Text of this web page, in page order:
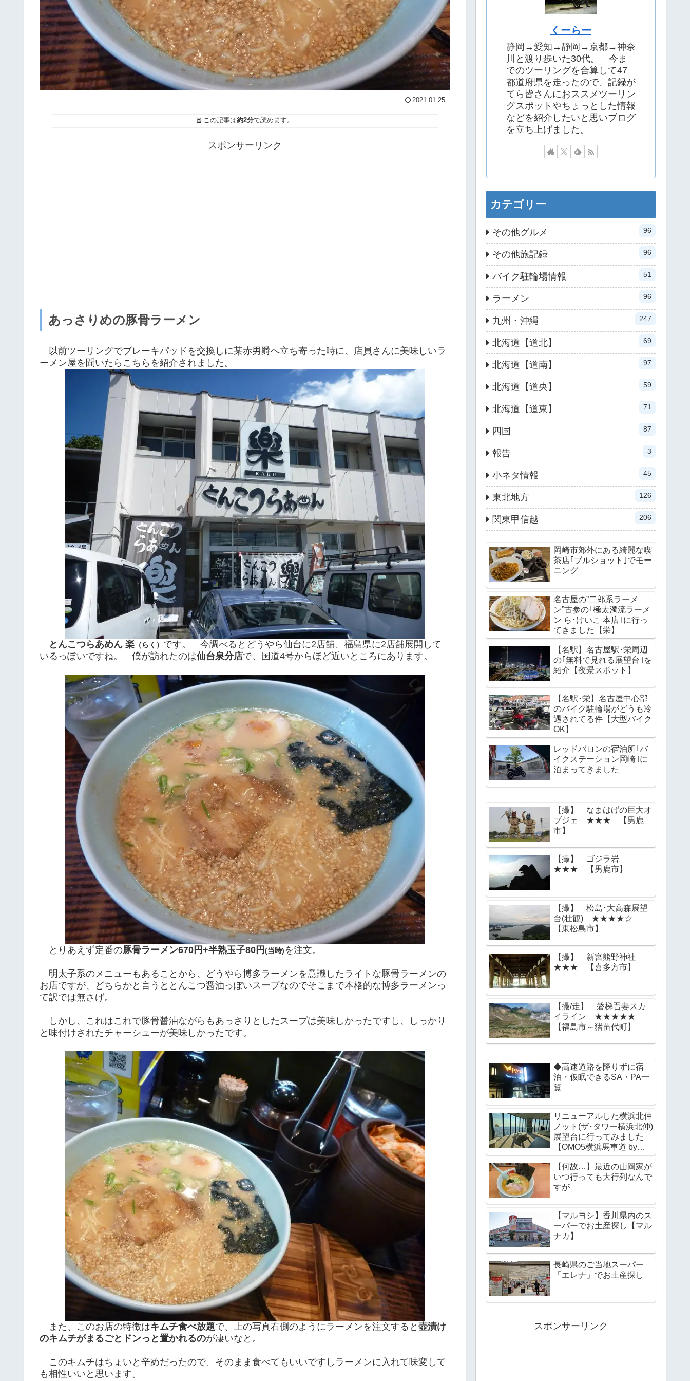
2021.01.25
この記事は約2分で読めます。
スポンサーリンク
あっさりめの豚骨ラーメン
以前ツーリングでブレーキパッドを交換しに某赤男爵へ立ち寄った時に、店員さんに美味しいラ
ーメン屋を聞いたらこちらを紹介されました。
とんこつらあめん 楽 （らく） です。 今調べるとどうやら仙台に2店舖、福島県に2店舗展開して
いるっぽいですね。 僕が訪れたのは仙台泉分店で、国道4号からほど近いところにあります。
とりあえず定番の豚骨ラーメン670円+半熟玉子80円(当時)を注文。
明太子系のメニューもあることから、どうやら博多ラーメンを意識したライトな豚骨ラーメンの
お店ですが、どちらかと言うととんこつ醤油っぽいスープなのでそこまで本格的な博多ラーメンっ
て訳では無さげ。
しかし、これはこれで豚骨醤油ながらもあっさりとしたスープは美味しかったですし、しっかり
と味付けされたチャーシューが美味しかったです。
また、このお店の特徴はキムチ食べ放題で、上の写真右側のようにラーメンを注文すると 壺漬け
のキムチがまるごとドンっと置かれるのが凄いなと。
このキムチはちょいと辛めだったので、そのまま食べてもいいですしラーメンに入れて味変して
も相性いいと思います。
くーらー
静岡→愛知→静岡→京都→神奈
川と渡り歩いた30代。 今ま
でのツーリングを合算して47
都道府県を走ったので、記録が
てら皆さんにおススメツーリン
グスポットやちょっとした情報
などを紹介したいと思いブログ
を立ち上げました。
カテゴリー
その他グルメ 96
その他旅記録 96
バイク駐輪場情報 51
ラーメン 96
九州・沖縄 247
北海道【道北】 69
北海道【道南】 97
北海道【道央】 59
北海道【道東】 71
四国 87
報告 3
小ネタ情報 45
東北地方 126
関東甲信越 206
岡崎市郊外にある綺麗な喫
茶店｢ブルショット｣でモー
ニング
名古屋の”二郎系ラーメ
ン”古参の｢極太濁流ラーメ
ン ら･けいこ 本店｣に行っ
てきました【栄】
【名駅】名古屋駅･栄周辺
の｢無料で見れる展望台｣を
紹介【夜景スポット】
【名駅･栄】名古屋中心部
のバイク駐輪場がどうも冷
遇されてる件【大型バイク
OK】
レッドバロンの宿泊所｢バ
イクステーション岡崎｣に
泊まってきました
【撮】 なまはげの巨大オ
ブジェ ★★★ 【男鹿
市】
【撮】 ゴジラ岩
★★★ 【男鹿市】
【撮】 松島･大高森展望
台(壮観) ★★★★☆
【東松島市】
【撮】 新宮熊野神社
★★★ 【喜多方市】
【撮/走】 磐梯吾妻スカ
イライン ★★★★★
【福島市～猪苗代町】
◆高速道路を降りずに宿
泊・仮眠できるSA・PA一
覧
リニューアルした横浜北仲
ノット(ザ･タワー横浜北仲)
展望台に行ってみました
【OMO5横浜馬車道 by星
野リゾート】
【何故…】最近の山岡家が
いつ行っても大行列なんで
すが
【マルヨシ】香川県内のス
ーパーでお土産探し【マル
ナカ】
長崎県のご当地スーパー
「エレナ」でお土産探し
スポンサーリンク